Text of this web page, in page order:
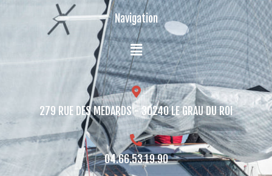
Navigation
279 RUE DES MEDARDS - 30240 LE GRAU DU ROI​
04.66.53.19.90